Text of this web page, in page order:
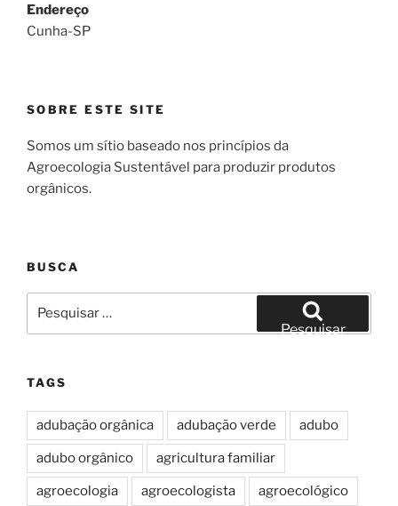
Endereço
Cunha-SP
SOBRE ESTE SITE
Somos um sítio baseado nos princípios da
Agroecologia Sustentável para produzir produtos
orgânicos.
BUSCA
por:
Pesquisar
TAGS
adubação orgânica adubação verde adubo
adubo orgânico agricultura familiar
agroecologia agroecologista agroecológico